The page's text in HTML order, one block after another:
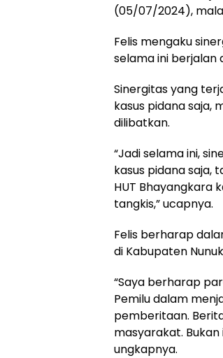
(05/07/2024),
Felis mengaku
selama ini berjalan
Sinergitas yang
kasus pidana saja,
dilibatkan.
“Jadi selama ini,
kasus pidana saja,
HUT Bhayangkara
tangkis,” ucapnya.
Felis berharap
di Kabupaten
“Saya berharap
Pemilu dalam
pemberitaan.
masyarakat.
ungkapnya.